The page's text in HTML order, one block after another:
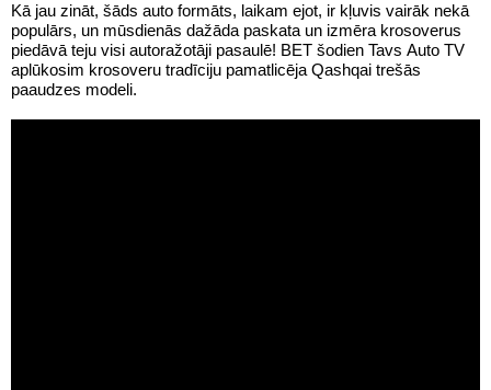
Kā jau zināt, šāds auto formāts, laikam ejot, ir kļuvis vairāk nekā
populārs, un mūsdienās dažāda paskata un izmēra krosoverus
piedāvā teju visi autoražotāji pasaulē! BET šodien Tavs Auto TV
aplūkosim krosoveru tradīciju pamatlicēja Qashqai trešās
paaudzes modeli.